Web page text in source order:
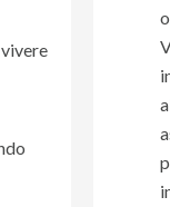
vivere